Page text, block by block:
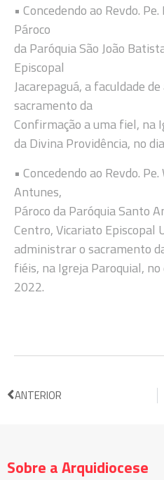
• Concedendo ao Revdo.
Pároco
da Paróquia São João
Episcopal
Jacarepaguá, a faculdade
sacramento da
Confirmação a uma fiel, na
da Divina Providência, no
• Concedendo ao Revdo.
Antunes,
Pároco da Paróquia Santo
Centro, Vicariato Episcopal
administrar o sacramento
fiéis, na Igreja Paroquial,
2022.
ANTERIOR
Sobre a Arquidiocese